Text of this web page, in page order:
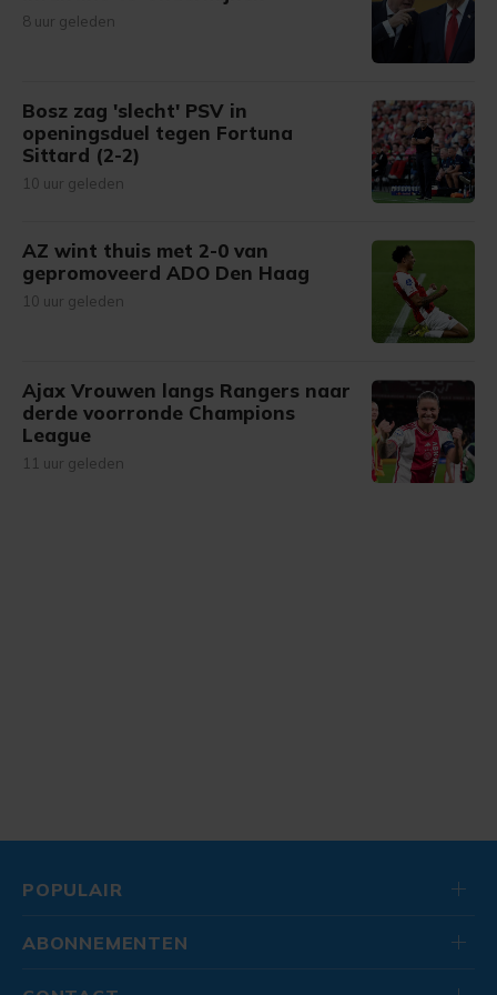
8 uur geleden
Bosz zag 'slecht' PSV in
openingsduel tegen Fortuna
Sittard (2-2)
10 uur geleden
AZ wint thuis met 2-0 van
gepromoveerd ADO Den Haag
10 uur geleden
Ajax Vrouwen langs Rangers naar
derde voorronde Champions
League
11 uur geleden
POPULAIR
ABONNEMENTEN